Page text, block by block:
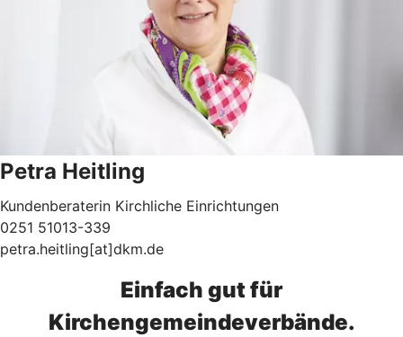
Petra Heitling
Kundenberaterin Kirchliche Einrichtungen
0251 51013-339
petra.heitling[at]dkm.de
Einfach gut für
Kirchengemeindeverbände.